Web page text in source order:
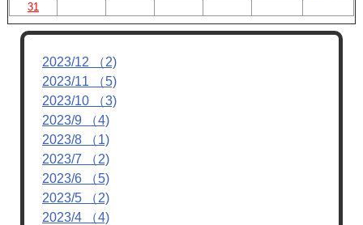
31
2023/12 （2)
2023/11 （5)
2023/10 （3)
2023/9 （4)
2023/8 （1)
2023/7 （2)
2023/6 （5)
2023/5 （2)
2023/4 （4)